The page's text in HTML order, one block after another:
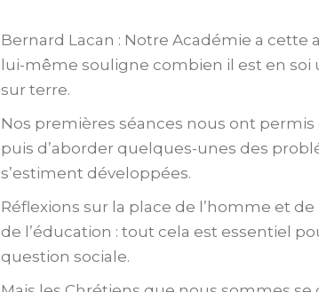
Bernard Lacan : Notre Académie a cette
lui-même souligne combien il est en
sur terre.
Nos premières séances nous ont
puis d’aborder quelques-unes des
s’estiment développées.
Réflexions sur la place de l’homme et
de l’éducation : tout cela est essentiel
question sociale.